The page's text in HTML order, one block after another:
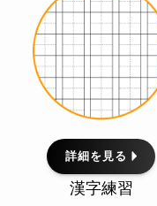
詳細を見る
漢字練習